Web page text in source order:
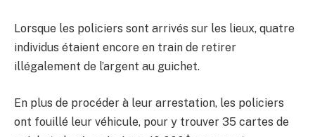
Lorsque les policiers sont arrivés sur les lieux, quatre
individus étaient encore en train de retirer
illégalement de l’argent au guichet.
En plus de procéder à leur arrestation, les policiers
ont fouillé leur véhicule, pour y trouver 35 cartes de